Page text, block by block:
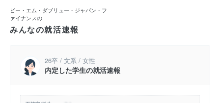
ビー・エム・ダブリュー・ジャパン・フ
ァイナンスの
みんなの就活速報
26卒 / 文系 / 女性
内定した学生の就活速報